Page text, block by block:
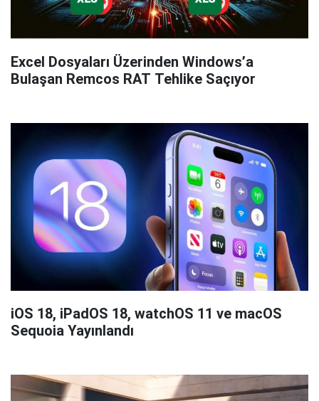
Excel Dosyaları Üzerinden Windows’a
Bulaşan Remcos RAT Tehlike Saçıyor
iOS 18, iPadOS 18, watchOS 11 ve macOS
Sequoia Yayınlandı